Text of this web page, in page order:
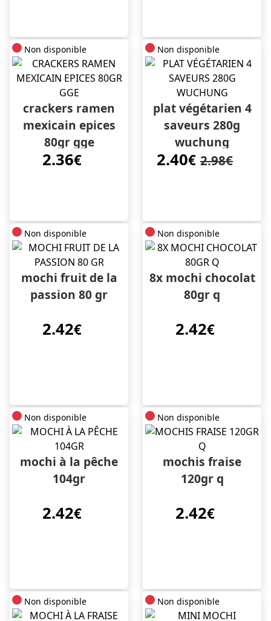
Non disponible
crackers ramen
mexicain epices
80gr gge
2.36€
Non disponible
plat végétarien 4
saveurs 280g
wuchung
2.40€ 2.98€
Non disponible
mochi fruit de la
passion 80 gr
2.42€
Non disponible
8x mochi chocolat
80gr q
2.42€
Non disponible
mochi à la pêche
104gr
2.42€
Non disponible
mochis fraise
120gr q
2.42€
Non disponible Non disponible